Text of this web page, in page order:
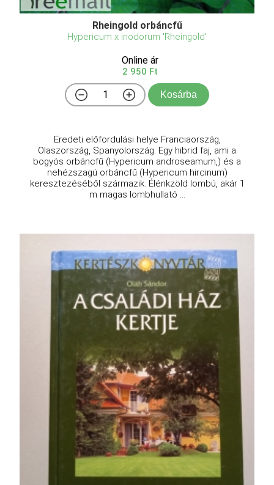
Rheingold orbáncfű
Hypericum x inodorum 'Rheingold'
Online ár
2 950 Ft
Kosárba
Eredeti előfordulási helye Franciaország,
Olaszország, Spanyolország. Egy hibrid faj, ami a
bogyós orbáncfű (Hypericum androseamum,) és a
nehézszagú orbáncfű (Hypericum hircinum)
keresztezéséből származik. Élénkzöld lombú, akár 1
m magas lombhullató ...